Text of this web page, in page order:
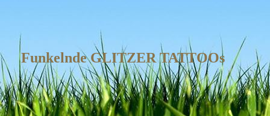
Funkelnde GLITZER TATTOOs